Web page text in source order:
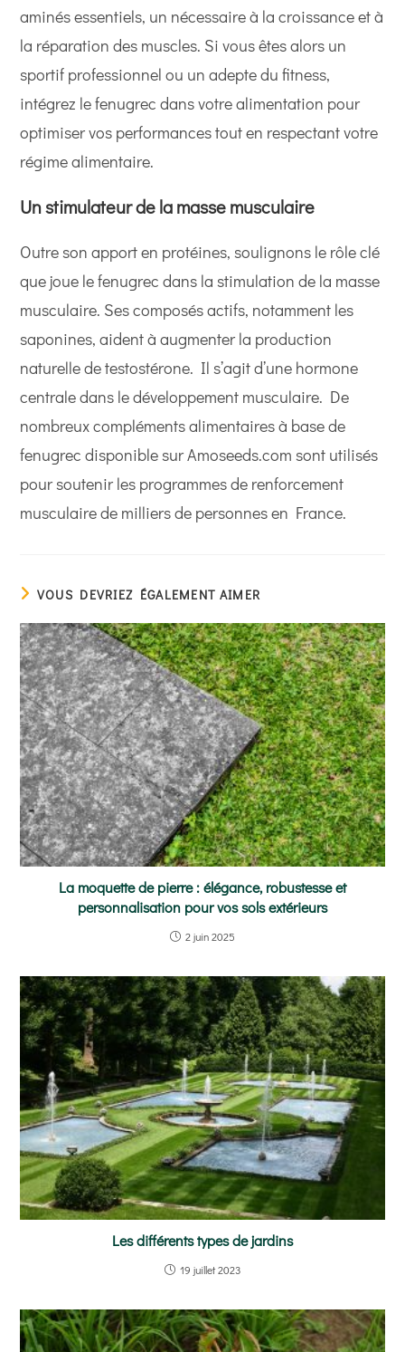
aminés essentiels, un nécessaire à la croissance et à
la réparation des muscles. Si vous êtes alors un
sportif professionnel ou un adepte du fitness,
intégrez le fenugrec dans votre alimentation pour
optimiser vos performances tout en respectant votre
régime alimentaire.
Un stimulateur de la masse musculaire
Outre son apport en protéines, soulignons le rôle clé
que joue le fenugrec dans la stimulation de la masse
musculaire. Ses composés actifs, notamment les
saponines, aident à augmenter la production
naturelle de testostérone. Il s’agit d’une hormone
centrale dans le développement musculaire. De
nombreux compléments alimentaires à base de
fenugrec disponible sur Amoseeds.com sont utilisés
pour soutenir les programmes de renforcement
musculaire de milliers de personnes en France.
VOUS DEVRIEZ ÉGALEMENT AIMER
La moquette de pierre : élégance, robustesse et
personnalisation pour vos sols extérieurs
2 juin 2025
Les différents types de jardins
19 juillet 2023